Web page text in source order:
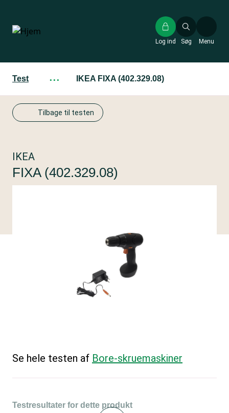
hovedindhold
Søg
Log ind Menu
Test ··· IKEA FIXA (402.329.08)
Tilbage til testen
IKEA
FIXA (402.329.08)
Se hele testen af Bore-skruemaskiner
Testresultater for dette produkt